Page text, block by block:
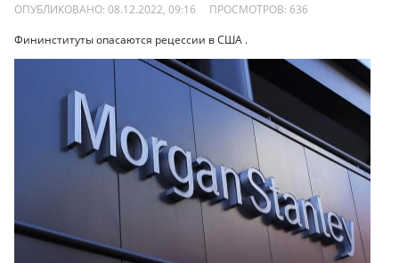
ОПУБЛИКОВАНО: 08.12.2022, 09:16 ПРОСМОТРОВ: 636
Фининституты опасаются рецессии в США .